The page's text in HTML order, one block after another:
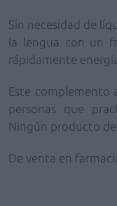
Sin necesidad de
la lengua con un
rápidamente
Este complemento
personas que
Ningún producto
De venta en